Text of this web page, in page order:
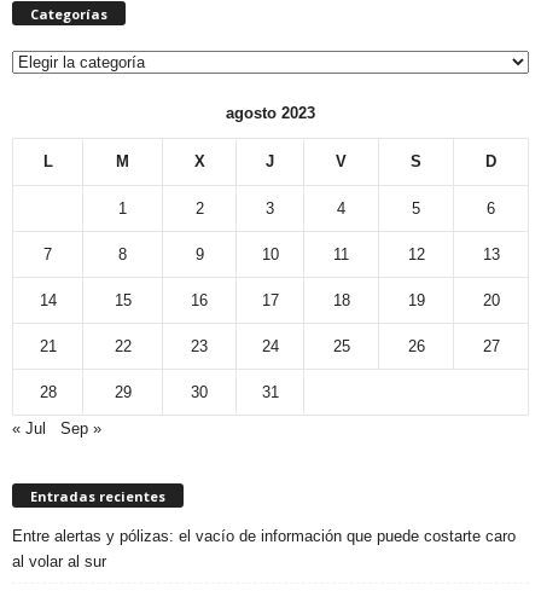
Categorías
Categorías
agosto 2023
L M X J V S D
1 2 3 4 5 6
7 8 9 10 11 12 13
14 15 16 17 18 19 20
21 22 23 24 25 26 27
28 29 30
31
« Jul
Sep »
Entradas recientes
Entre alertas y pólizas: el vacío de información que puede costarte caro
al volar al sur